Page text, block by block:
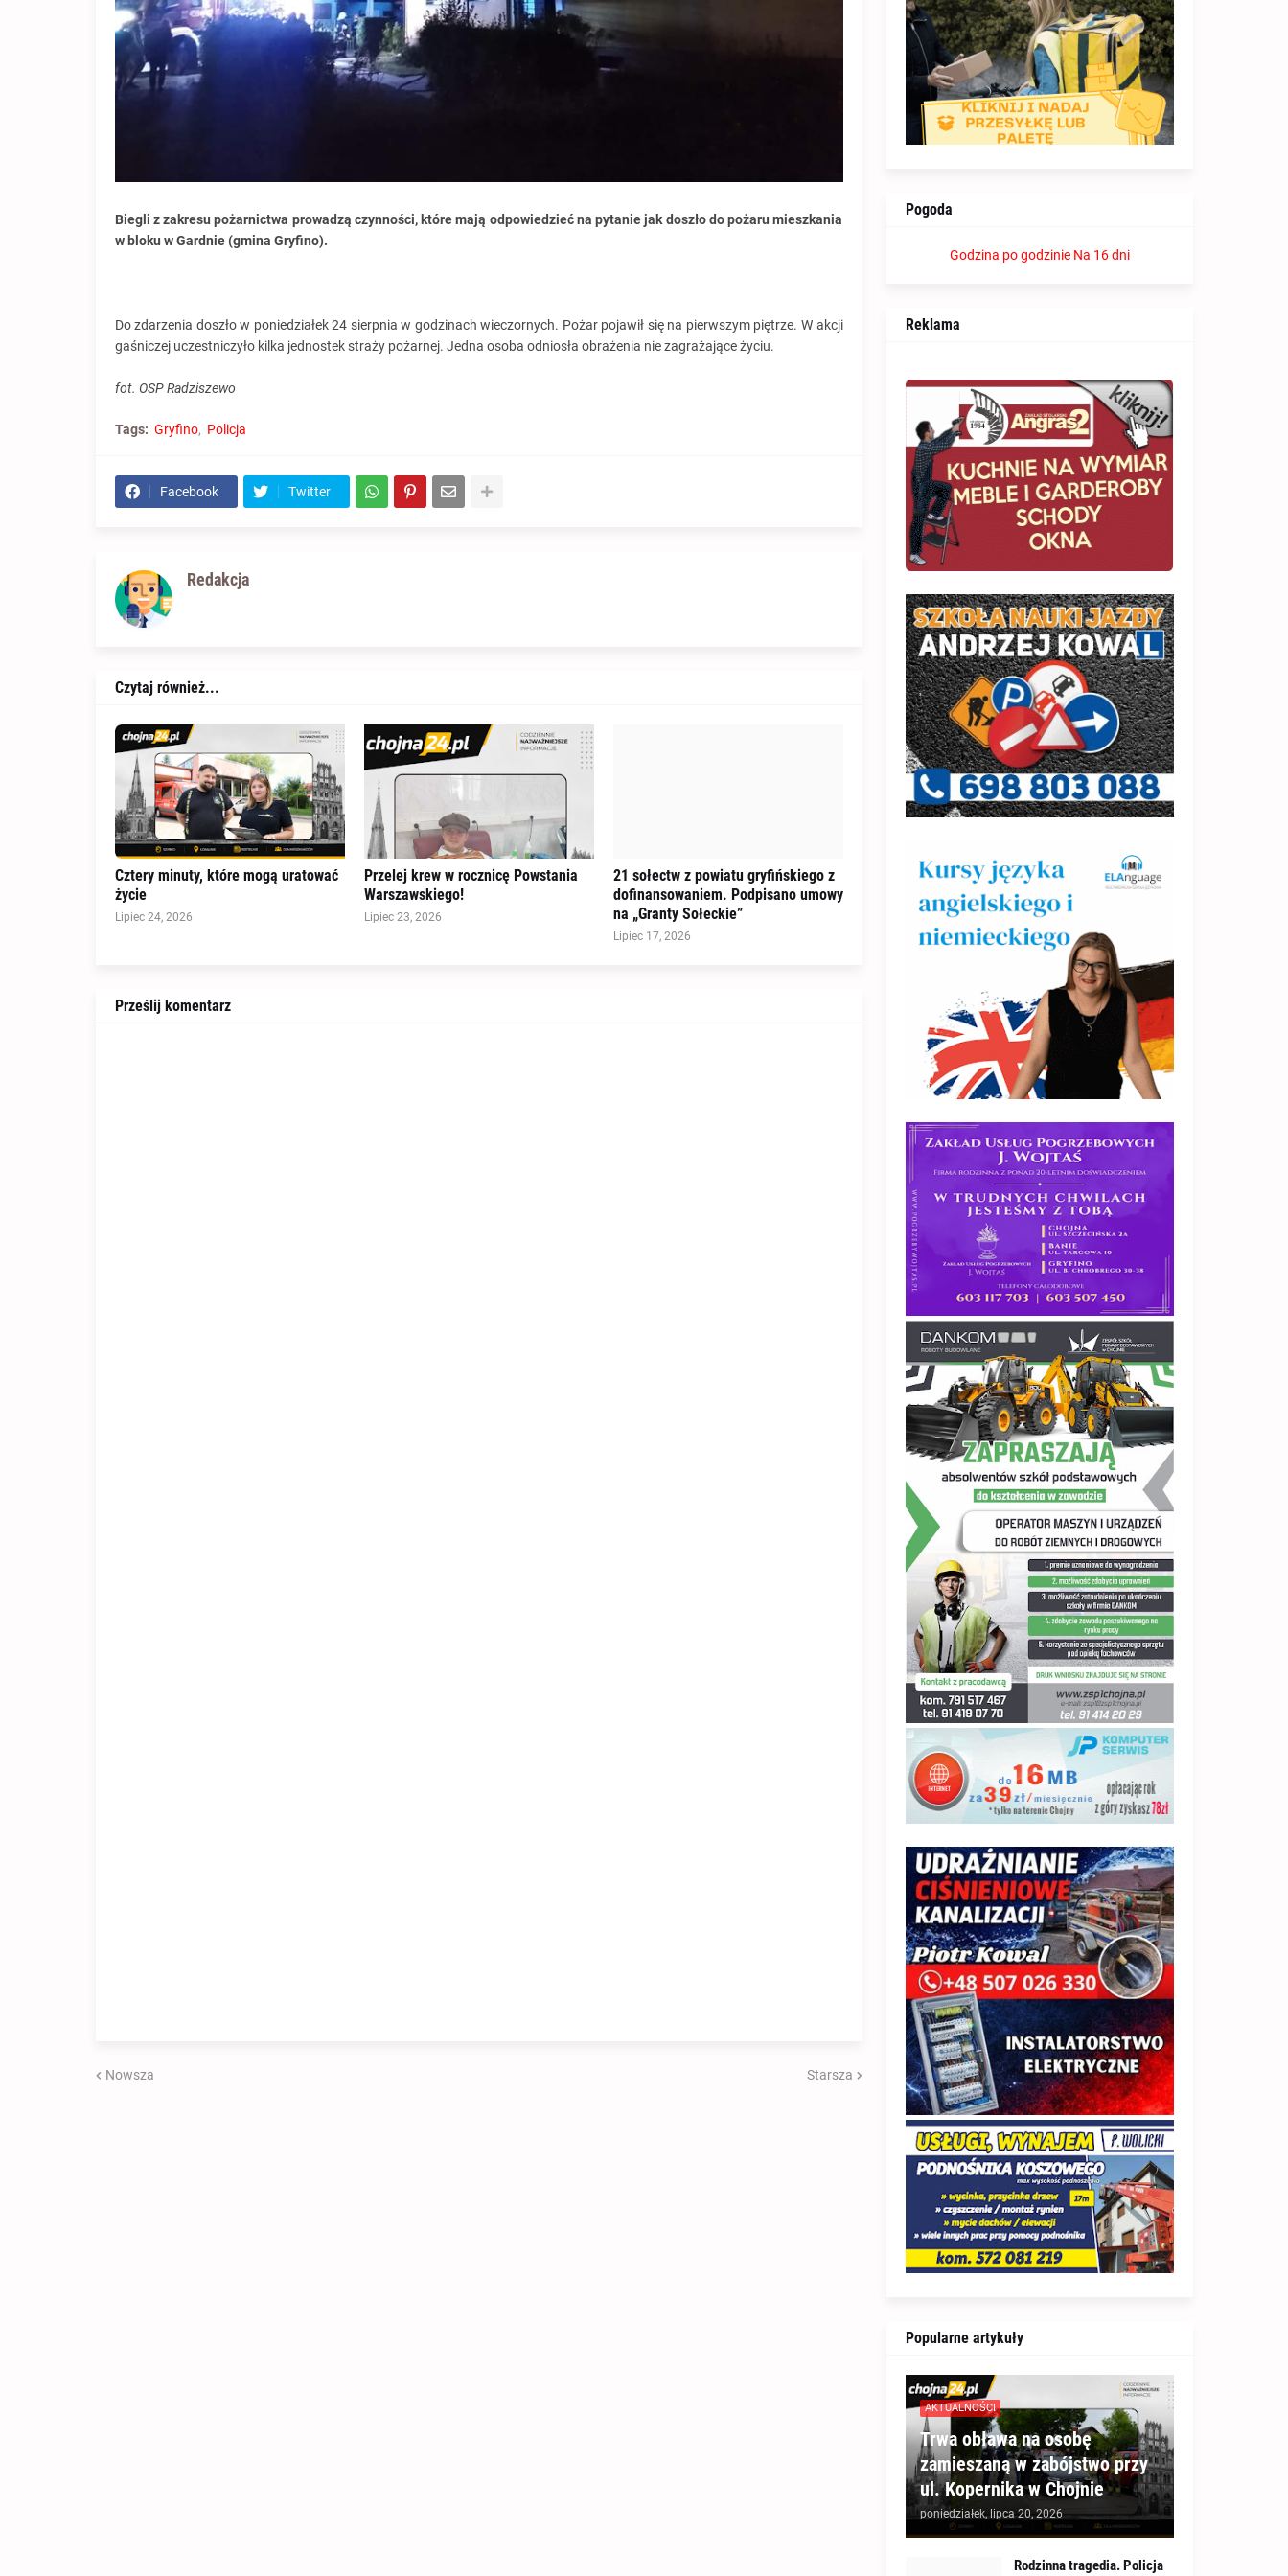
Biegli z zakresu pożarnictwa prowadzą czynności, które mają odpowiedzieć na pytanie jak doszło do pożaru mieszkania
w bloku w Gardnie (gmina Gryfino).
Do zdarzenia doszło w poniedziałek 24 sierpnia w godzinach wieczornych. Pożar pojawił się na pierwszym piętrze. W akcji
gaśniczej uczestniczyło kilka jednostek straży pożarnej. Jedna osoba odniosła obrażenia nie zagrażające życiu.
fot. OSP Radziszewo
Tags: Gryfino Policja
Facebook Twitter
Redakcja
Czytaj również...
Cztery minuty, które mogą uratować
życie
Lipiec 24, 2026
Przelej krew w rocznicę Powstania
Warszawskiego!
Lipiec 23, 2026
21 sołectw z powiatu gryfińskiego z
dofinansowaniem. Podpisano umowy
na „Granty Sołeckie”
Lipiec 17, 2026
Prześlij komentarz
Nowsza Starsza
Pogoda
Godzina po godzinie Na 16 dni
Reklama
Popularne artykuły
AKTUALNOŚCI
Trwa obława na osobę
zamieszaną w zabójstwo przy
ul. Kopernika w Chojnie
poniedziałek, lipca 20, 2026
Rodzinna tragedia. Policja